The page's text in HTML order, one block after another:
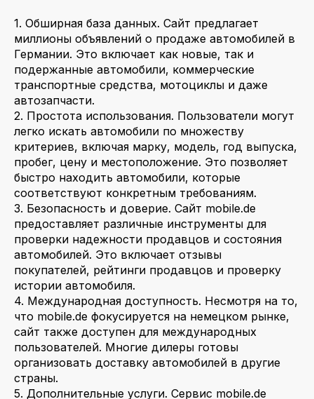
1. Обширная база данных. Сайт предлагает
миллионы объявлений о продаже автомобилей в
Германии. Это включает как новые, так и
подержанные автомобили, коммерческие
транспортные средства, мотоциклы и даже
автозапчасти.
2. Простота использования. Пользователи могут
легко искать автомобили по множеству
критериев, включая марку, модель, год выпуска,
пробег, цену и местоположение. Это позволяет
быстро находить автомобили, которые
соответствуют конкретным требованиям.
3. Безопасность и доверие. Сайт mobile.de
предоставляет различные инструменты для
проверки надежности продавцов и состояния
автомобилей. Это включает отзывы
покупателей, рейтинги продавцов и проверку
истории автомобиля.
4. Международная доступность. Несмотря на то,
что mobile.de фокусируется на немецком рынке,
сайт также доступен для международных
пользователей. Многие дилеры готовы
организовать доставку автомобилей в другие
страны.
5. Дополнительные услуги. Сервис mobile.de